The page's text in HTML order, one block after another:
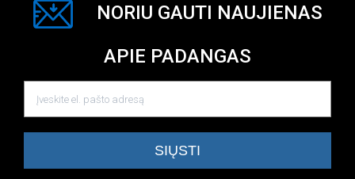
NORIU GAUTI NAUJIENAS
APIE PADANGAS